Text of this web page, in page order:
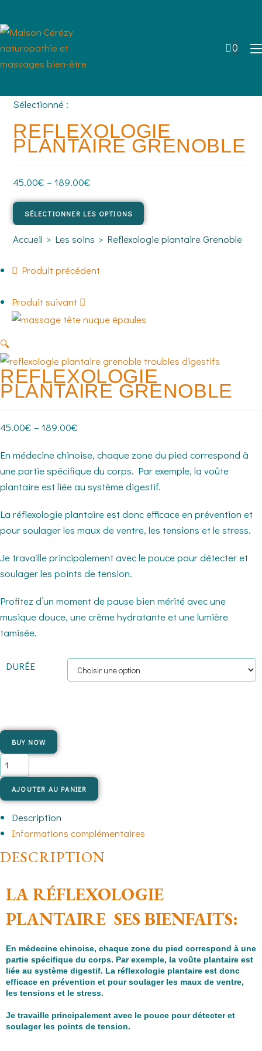
0
Sélectionné :
REFLEXOLOGIE
PLANTAIRE GRENOBLE
45.00€ –189.00€
SÉLECTIONNER LES OPTIONS
Accueil > Les soins > Reflexologie plantaire Grenoble
Produit précédent
Produit suivant
🔍
REFLEXOLOGIE
PLANTAIRE GRENOBLE
45.00€ – 189.00€
En médecine chinoise, chaque zone du pied correspond à
une partie spécifique du corps. Par exemple, la voûte
plantaire est liée au système digestif.
La réflexologie plantaire est donc efficace en prévention et
pour soulager les maux de ventre, les tensions et le stress.
Je travaille principalement avec le pouce pour détecter et
soulager les points de tension.
Profitez d’un moment de pause bien mérité avec une
musique douce, une crème hydratante et une lumière
tamisée.
DURÉE
BUY NOW
AJOUTER AU PANIER
Description
Informations complémentaires
DESCRIPTION
LA RÉFLEXOLOGIE
PLANTAIRE SES BIENFAITS:
En médecine chinoise, chaque zone du pied correspond à une
partie spécifique du corps. Par exemple, la voûte plantaire est
liée au système digestif. La réflexologie plantaire est donc
efficace en prévention et pour soulager les maux de ventre,
les tensions et le stress.
Je travaille principalement avec le pouce pour détecter et
soulager les points de tension.